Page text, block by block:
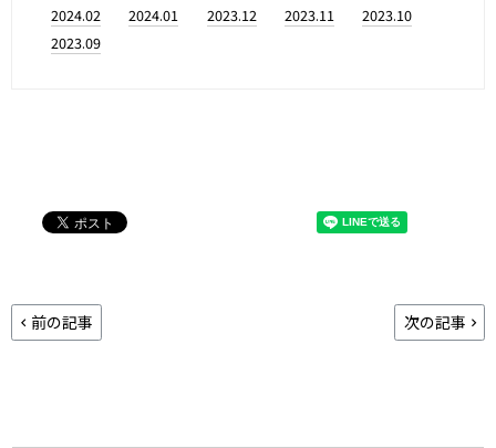
2024.02
2024.01 2023.12 2023.11
2023.10
2023.09
前の記事 次の記事